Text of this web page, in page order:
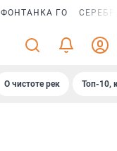
ФОНТАНКА ГО
О чистоте рек Топ-10,